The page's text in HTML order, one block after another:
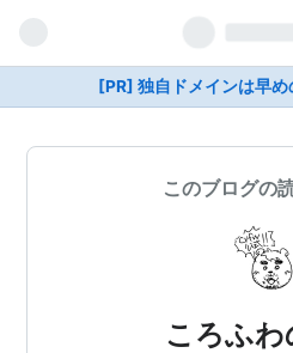
[PR] 独自ドメインは早め
このブログの
ころふわ